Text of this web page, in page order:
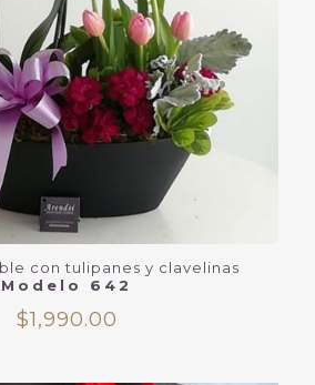
con tulipanes y clavelinas
Modelo 642
$1,990.00